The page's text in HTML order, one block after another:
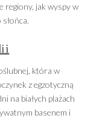
regiony, jak wyspy w
która w
z egzotyczną
na białych plażach
basenem i